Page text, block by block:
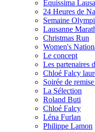
Equissima
24 Heures de
Semaine
Lausanne
Christmas Run
Women's
Le concept
Les partenaires
Chloé Falcy
Soirée de
La Sélection
Roland Buti
Chloé Falcy
Léna Furlan
Philippe Lamon